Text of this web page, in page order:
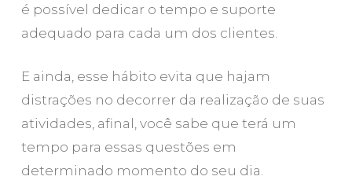
é possível dedicar o tempo e suporte
adequado para cada um dos clientes.
E ainda, esse hábito evita que hajam
distrações no decorrer da realização de suas
atividades, afinal, você sabe que terá um
tempo para essas questões em
determinado momento do seu dia.